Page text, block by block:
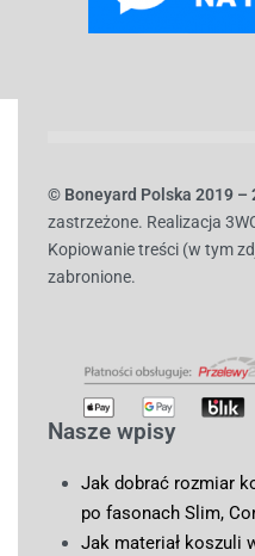
© Boneyard Polska 2019 –
zastrzeżone. Realizacja
Kopiowanie treści (w tym
zabronione.
Nasze wpisy
Jak dobrać rozmiar
po fasonach Slim,
Jak materiał koszuli